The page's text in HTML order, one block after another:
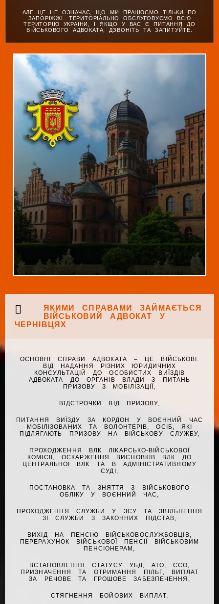
АЛЕ ЦЕ НЕ ОЗНАЧАЄ, ЩО МИ ПРАЦЮЄМО ТІЛЬКИ ПО
ЗАПОРІЖЖІ. ТЕРИТОРІАЛЬНО ОБСЛУГОВУЄМО ВСЮ
ТЕРИТОРІЮ УКРАЇНИ, І ЯКЩО У ВАС Є ПИТАННЯ ДО
ВІЙСЬКОВОГО АДВОКАТА, ДЗВОНІТЬ ТА ЗАПИТУЙТЕ.
ЯКИМИ СПРАВАМИ ЗАЙМАЄТЬСЯ
ВІЙСЬКОВИЙ АДВОКАТ У
ЧЕРНІВЦЯХ
ОСНОВНІ СПРАВИ АДВОКАТА – ЦЕ ВІЙСЬКОВІ.
ВІД НАДАННЯ РІЗНИХ ЮРИДИЧНИХ
КОНСУЛЬТАЦІЙ ДО ОСОБИСТИХ ВИЇЗДІВ
АДВОКАТА ДО ОРГАНІВ ВЛАДИ З ПИТАНЬ
ПРИЗОВУ З МОБІЛІЗАЦІЇ,
ВІДСТРОЧКИ ВІД ПРИЗОВУ,
ПИТАННЯ ВИЇЗДУ ЗА КОРДОН У ВОЄННИЙ ЧАС
МОБІЛІЗОВАНИХ ТА ВОЛОНТЕРІВ, ОСІБ, ЯКІ
ПІДЛЯГАЮТЬ ПРИЗОВУ НА ВІЙСЬКОВУ СЛУЖБУ,
ПРОХОДЖЕННЯ ВЛК ЛІКАРСЬКО-ВІЙСЬКОВОЇ
КОМІСІЇ, ОСКАРЖЕННЯ ВИСНОВКІВ ВЛК ДО
ЦЕНТРАЛЬНОЇ ВЛК ТА В АДМІНІСТРАТИВНОМУ
СУДІ,
ПОСТАНОВКА ТА ЗНЯТТЯ З ВІЙСЬКОВОГО
ОБЛІКУ У ВОЄННИЙ ЧАС,
ПРОХОДЖЕННЯ СЛУЖБИ У ЗСУ ТА ЗВІЛЬНЕННЯ
ЗІ СЛУЖБИ З ЗАКОННИХ ПІДСТАВ,
ВИХІД НА ПЕНСІЮ ВІЙСЬКОВОСЛУЖБОВЦІВ,
ПЕРЕРАХУНОК ВІЙСЬКОВОЇ ПЕНСІЇ ВІЙСЬКОВИМ
ПЕНСІОНЕРАМ,
ВСТАНОВЛЕННЯ СТАТУСУ УБД, АТО, ССО,
ПРИЗНАЧЕННЯ ТА ОТРИМАННЯ ПІЛЬГ, ВИПЛАТ
ЗА РЕЧОВЕ ТА ГРОШОВЕ ЗАБЕЗПЕЧЕННЯ,
СТЯГНЕННЯ БОЙОВИХ ВИПЛАТ,